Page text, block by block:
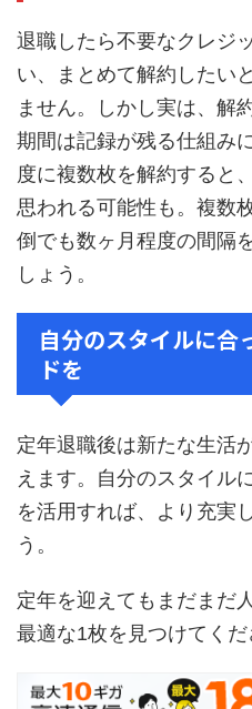
退職したら不要なクレジ
い、まとめて解約したい
ません。しかし実は、解
期間は記録が残る仕組み
度に複数枚を解約すると
思われる可能性も。複数
倒でも数ヶ月程度の間隔
しょう。
自分のスタイルに合
ドを
定年退職後は新たな生活
えます。自分のスタイル
を活用すれば、より充実
う。
定年を迎えてもまだまだ
最適な1枚を見つけてくだ